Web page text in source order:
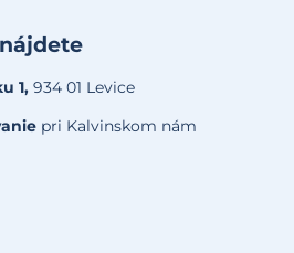
1, 934 01 Levice
pri Kalvinskom nám